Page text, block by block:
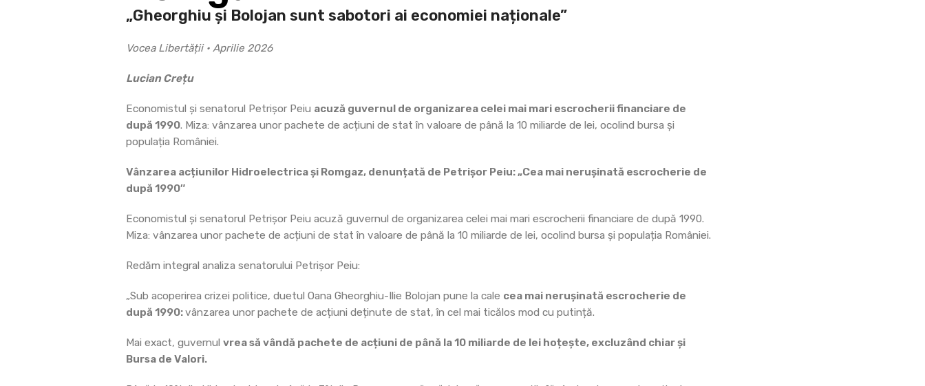
„Gheorghiu și Bolojan sunt sabotori ai economiei naționale”
Vocea Libertății • Aprilie 2026
Lucian Crețu
Economistul și senatorul Petrișor Peiu acuză guvernul de organizarea celei mai mari escrocherii financiare de
după 1990. Miza: vânzarea unor pachete de acțiuni de stat în valoare de până la 10 miliarde de lei, ocolind bursa și
populația României.
Vânzarea acțiunilor Hidroelectrica și Romgaz, denunțată de Petrișor Peiu: „Cea mai nerușinată escrocherie de
după 1990″
Economistul și senatorul Petrișor Peiu acuză guvernul de organizarea celei mai mari escrocherii financiare de după 1990.
Miza: vânzarea unor pachete de acțiuni de stat în valoare de până la 10 miliarde de lei, ocolind bursa și populația României.
Redăm integral analiza senatorului Petrișor Peiu:
„Sub acoperirea crizei politice, duetul Oana Gheorghiu-Ilie Bolojan pune la cale cea mai nerușinată escrocherie de
după 1990:vânzarea unor pachete de acțiuni deținute de stat, în cel mai ticălos mod cu putință.
Mai exact, guvernulvrea să vândă pachete de acțiuni de până la 10 miliarde de lei hoțește, excluzând chiar și
Bursa de Valori.